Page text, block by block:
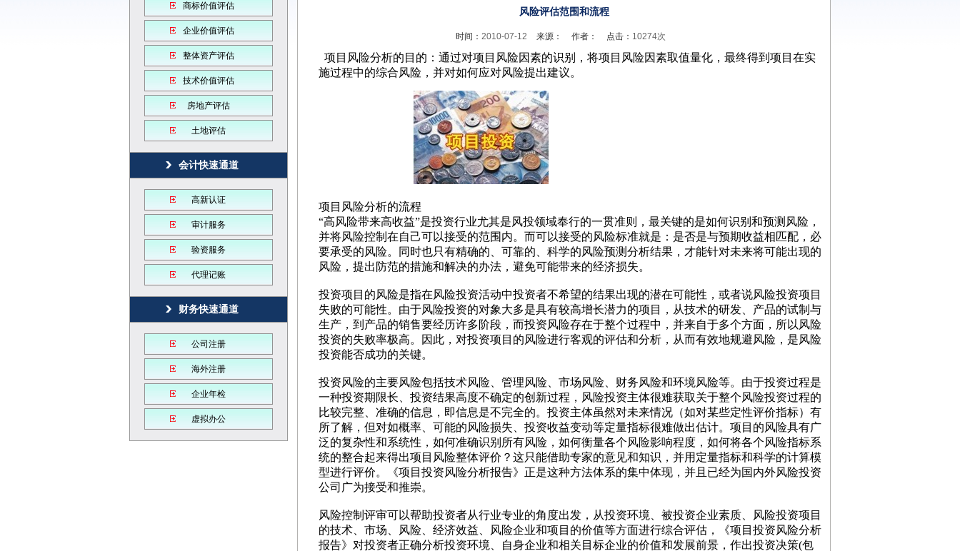
商标价值评估
企业价值评估
整体资产评估
技术价值评估
房地产评估
土地评估
会计快速通道
高新认证
审计服务
验资服务
代理记账
财务快速通道
公司注册
海外注册
企业年检
虚拟办公
风险评估范围和流程
时间： 2010-07-12 来源： 作者： 点击： 10274次
项目风险分析的目的：通过对项目风险因素的识别，将项目风险因素取值量化，最终得到项目在实
施过程中的综合风险，并对如何应对风险提出建议。
项目风险分析的流程
“高风险带来高收益”是投资行业尤其是风投领域奉行的一贯准则，最关键的是如何识别和预测风险，
并将风险控制在自己可以接受的范围内。而可以接受的风险标准就是：是否是与预期收益相匹配，必
要承受的风险。同时也只有精确的、可靠的、科学的风险预测分析结果，才能针对未来将可能出现的
风险，提出防范的措施和解决的办法，避免可能带来的经济损失。
投资项目的风险是指在风险投资活动中投资者不希望的结果出现的潜在可能性，或者说风险投资项目
失败的可能性。由于风险投资的对象大多是具有较高增长潜力的项目，从技术的研发、产品的试制与
生产，到产品的销售要经历许多阶段，而投资风险存在于整个过程中，并来自于多个方面，所以风险
投资的失败率极高。因此，对投资项目的风险进行客观的评估和分析，从而有效地规避风险，是风险
投资能否成功的关键。
投资风险的主要风险包括技术风险、管理风险、市场风险、财务风险和环境风险等。由于投资过程是
一种投资期限长、投资结果高度不确定的创新过程，风险投资主体很难获取关于整个风险投资过程的
比较完整、准确的信息，即信息是不完全的。投资主体虽然对未来情况（如对某些定性评价指标）有
所了解，但对如概率、可能的风险损失、投资收益变动等定量指标很难做出估计。项目的风险具有广
泛的复杂性和系统性，如何准确识别所有风险，如何衡量各个风险影响程度，如何将各个风险指标系
统的整合起来得出项目风险整体评价？这只能借助专家的意见和知识，并用定量指标和科学的计算模
型进行评价。《项目投资风险分析报告》正是这种方法体系的集中体现，并且已经为国内外风险投资
公司广为接受和推崇。
风险控制评审可以帮助投资者从行业专业的角度出发，从投资环境、被投资企业素质、风险投资项目
的技术、市场、风险、经济效益、风险企业和项目的价值等方面进行综合评估，《项目投资风险分析
报告》对投资者正确分析投资环境、自身企业和相关目标企业的价值和发展前景，作出投资决策(包